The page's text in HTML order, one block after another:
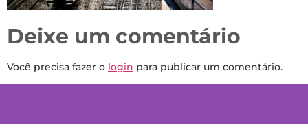
Deixe um comentário
Você precisa fazer o login para publicar um comentário.